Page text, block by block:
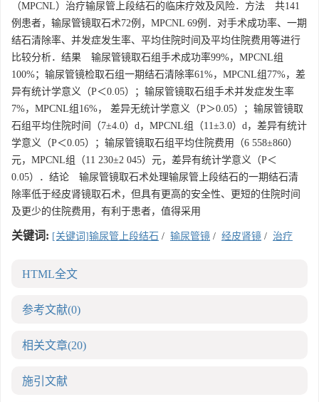
（MPCNL）治疗输尿管上段结石的临床疗效及风险．方法 共141
例患者，输尿管镜取石术72例，MPCNL 69例．对手术成功率、一期
结石清除率、并发症发生率、平均住院时间及平均住院费用等进行
比较分析．结果 输尿管镜取石组手术成功率99%，MPCNL组
100%；输尿管镜检取石组一期结石清除率61%，MPCNL组77%，差
异有统计学意义（P＜0.05）；输尿管镜取石组手术并发症发生率
7%，MPCNL组16%， 差异无统计学意义（P＞0.05）；输尿管镜取
石组平均住院时间（7±4.0）d，MPCNL组（11±3.0）d，差异有统计
学意义（P＜0.05）；输尿管镜取石组平均住院费用（6 558±860）
元，MPCNL组（11 230±2 045）元，差异有统计学意义（P＜
0.05）．结论 输尿管镜取石术处理输尿管上段结石的一期结石清
除率低于经皮肾镜取石术，但具有更高的安全性、更短的住院时间
及更少的住院费用，有利于患者，值得采用
关键词: [关键词]输尿管上段结石 / 输尿管镜 / 经皮肾镜 / 治疗
HTML全文
参考文献(0)
相关文章(20)
施引文献